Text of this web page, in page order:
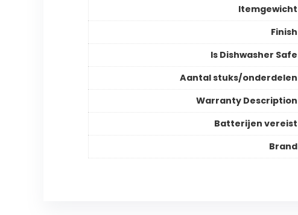
Itemgewicht
Finish
Is Dishwasher Safe
Aantal stuks/onderdelen
Warranty Description
Batterijen vereist
Brand